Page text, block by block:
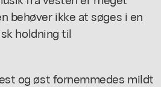
behøver ikke at søges i en
holdning til
og øst fornemmedes mildt